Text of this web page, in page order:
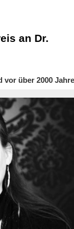
an Dr.
vor über 2000